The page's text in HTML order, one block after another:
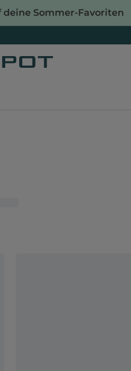
deine Sommer-Favoriten